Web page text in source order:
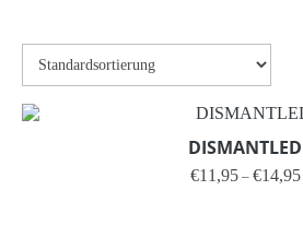
DISMANTLED
€11,95 – €14,95